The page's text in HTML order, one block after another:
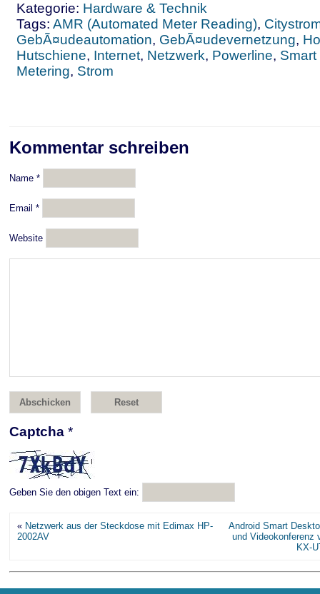
Kategorie: Hardware & Technik
Tags: AMR (Automated Meter Reading),
GebÃ¤udeautomation, GebÃ¤udevernetzung,
Hutschiene, Internet, Netzwerk, Powerline,
Metering, Strom
Kommentar schreiben
Name *
Email *
Website
Captcha *
Geben Sie den obigen Text ein:
« Netzwerk aus der Steckdose mit Edimax HP-
2002AV
Android Smart
und Videokonferenz
KX-